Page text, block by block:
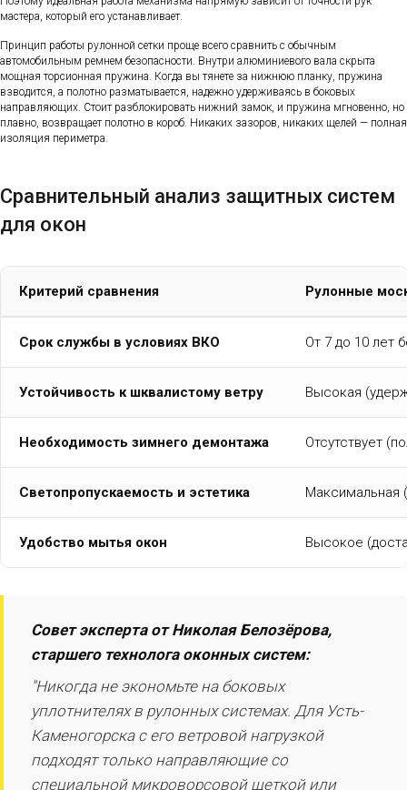
мастера, который его устанавливает.
Принцип работы рулонной сетки проще всего сравнить с обычным
автомобильным ремнем безопасности. Внутри алюминиевого вала скрыта
мощная торсионная пружина. Когда вы тянете за нижнюю планку, пружина
взводится, а полотно разматывается, надежно удерживаясь в боковых
направляющих. Стоит разблокировать нижний замок, и пружина мгновенно, но
плавно, возвращает полотно в короб. Никаких зазоров, никаких щелей — полная
изоляция периметра.
Сравнительный анализ защитных систем
для окон
Критерий сравнения Рулонные
Срок службы в условиях ВКО От 7 до 10 лет
Устойчивость к шквалистому ветру Высокая
Необходимость зимнего демонтажа Отсутствует
Светопропускаемость и эстетика Максимальная
Удобство мытья окон Высокое
Совет эксперта от Николая Белозёрова,
старшего технолога оконных систем:
"Никогда не экономьте на боковых
уплотнителях в рулонных системах. Для Усть-
Каменогорска с его ветровой нагрузкой
подходят только направляющие со
специальной микроворсовой щеткой или